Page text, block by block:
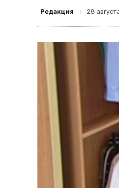
Редакция 28